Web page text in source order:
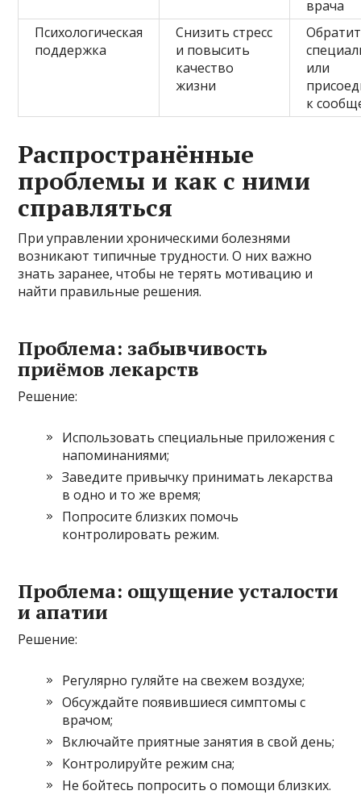
врача
Психологическая
поддержка
Снизить стресс
и повысить
качество
жизни
или
к
Распространённые
проблемы и как с ними
справляться
При управлении хроническими болезнями
возникают типичные трудности. О них важно
знать заранее, чтобы не терять мотивацию и
найти правильные решения.
Проблема: забывчивость
приёмов лекарств
Решение:
Использовать специальные приложения с
напоминаниями;
Заведите привычку принимать лекарства
в одно и то же время;
Попросите близких помочь
контролировать режим.
Проблема: ощущение усталости
и апатии
Решение:
Регулярно гуляйте на свежем воздухе;
Обсуждайте появившиеся симптомы с
врачом;
Включайте приятные занятия в свой день;
Контролируйте режим сна;
Не бойтесь попросить о помощи близких.